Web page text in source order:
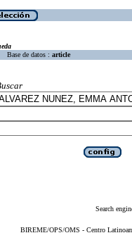
Base de datos : article
Search
BIREME/OPS/OMS - Centro